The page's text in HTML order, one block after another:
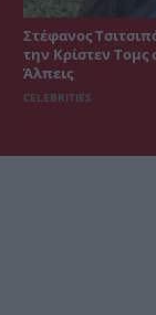
Στέφανος
την Κρίστεν Τομς
Άλπεις
CELEBRITIES